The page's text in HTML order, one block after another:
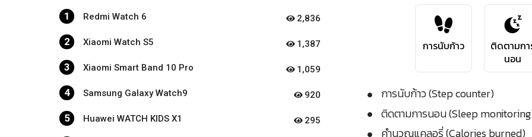
1 Redmi Watch 6 2,836
2 Xiaomi Watch S5 1,387
3 Xiaomi Smart Band 10 Pro 1,059
4 Samsung Galaxy Watch9 920
5 Huawei WATCH KIDS X1 295
การนับก้าว
ติดตามกา
นอน
การนับก้าว (Step counter)
ติดตามการนอน (Sleep
คำนวณแคลอรี่ (Calories burned)